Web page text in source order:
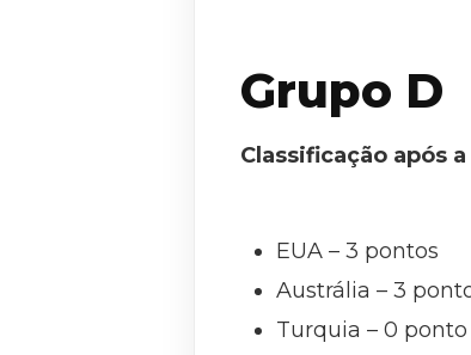
Grupo D
Classificação após
EUA – 3 pontos
Austrália – 3
Turquia – 0 ponto